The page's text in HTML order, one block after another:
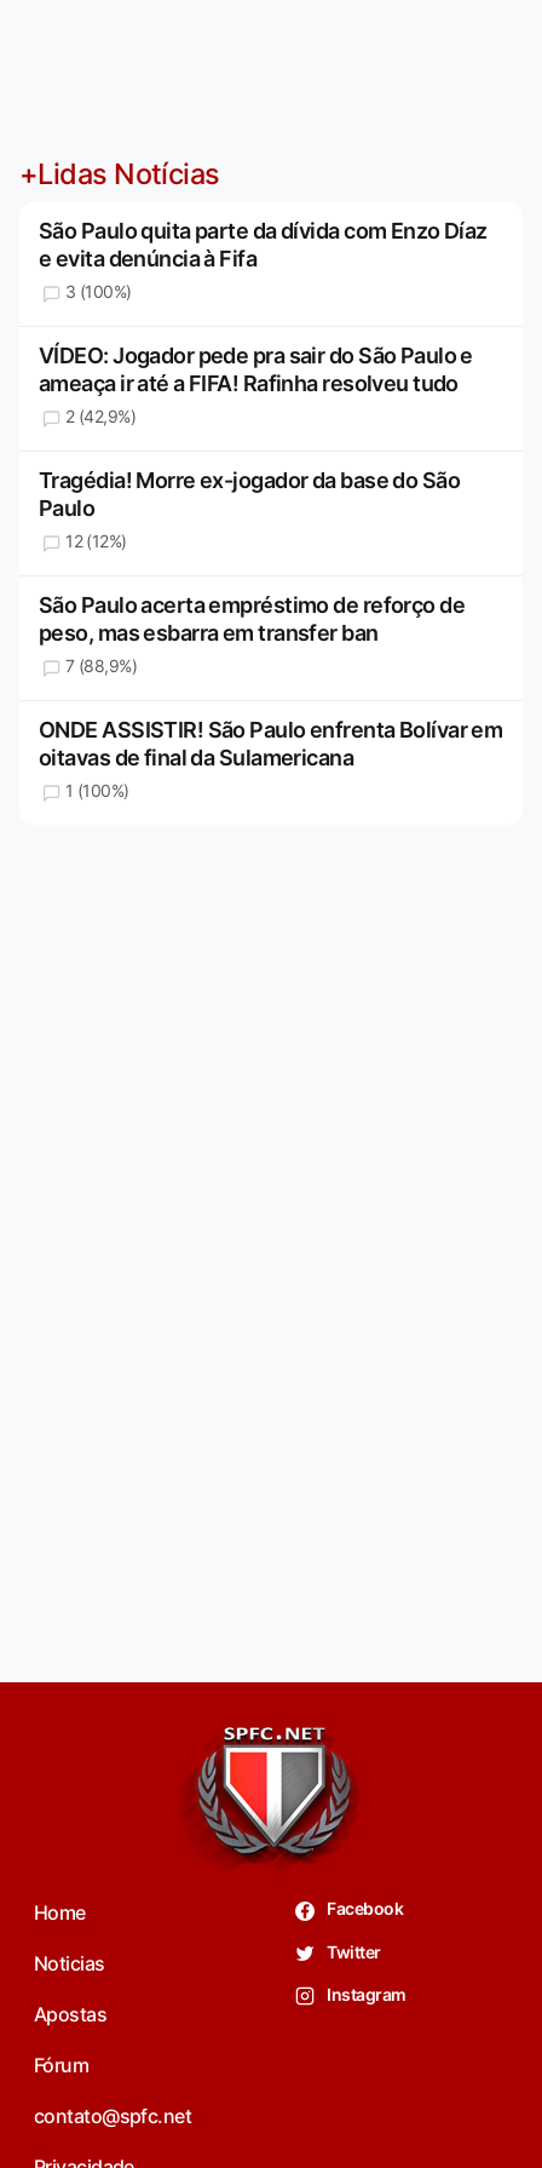
+Lidas Notícias
São Paulo quita parte da dívida com Enzo Díaz
e evita denúncia à Fifa
3 (100%)
VÍDEO: Jogador pede pra sair do São Paulo e
ameaça ir até a FIFA! Rafinha resolveu tudo
2 (42,9%)
Tragédia! Morre ex-jogador da base do São
Paulo
12 (12%)
São Paulo acerta empréstimo de reforço de
peso, mas esbarra em transfer ban
7 (88,9%)
ONDE ASSISTIR! São Paulo enfrenta Bolívar em
oitavas de final da Sulamericana
1 (100%)
Home
Noticias
Apostas
Fórum
contato@spfc.net
Facebook
Twitter
Instagram